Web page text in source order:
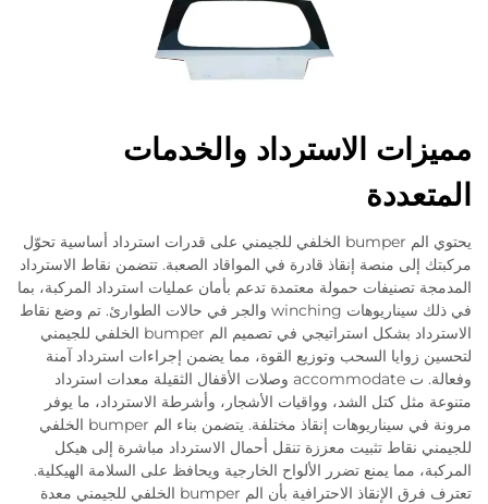
مميزات الاسترداد والخدمات
المتعددة
يحتوي الم bumper الخلفي للجيمني على قدرات استرداد أساسية تحوّل
مركبتك إلى منصة إنقاذ قادرة في المواقاد الصعبة. تتضمن نقاط الاسترداد
المدمجة تصنيفات حمولة معتمدة تدعم بأمان عمليات استرداد المركبة، بما
في ذلك سيناريوهات winching والجر في حالات الطوارئ. تم وضع نقاط
الاسترداد بشكل استراتيجي في تصميم الم bumper الخلفي للجيمني
لتحسين زوايا السحب وتوزيع القوة، مما يضمن إجراءات استرداد آمنة
وفعالة. ت accommodate وصلات الأقفال الثقيلة معدات استرداد
متنوعة مثل كتل الشد، وواقيات الأشجار، وأشرطة الاسترداد، ما يوفر
مرونة في سيناريوهات إنقاذ مختلفة. يتضمن بناء الم bumper الخلفي
للجيمني نقاط تثبيت معززة تنقل أحمال الاسترداد مباشرة إلى هيكل
المركبة، مما يمنع تضرر الألواح الخارجية ويحافظ على السلامة الهيكلية.
تعترف فرق الإنقاذ الاحترافية بأن الم bumper الخلفي للجيمني معدة